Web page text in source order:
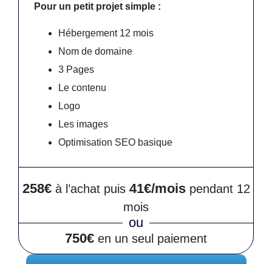
Pour un petit projet simple :
Hébergement 12 mois
Nom de domaine
3 Pages
Le contenu
Logo
Les images
Optimisation SEO basique
258€ à l’achat puis 41€/mois pendant 12
mois
ou
750€ en un seul paiement